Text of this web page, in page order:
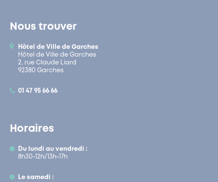
Nous trouver
Hôtel de Ville de Garches
Hôtel de Ville de Garches
2, rue Claude Liard
92380 Garches
01 47 95 66 66
Horaires
Du lundi au vendredi :
8h30-12h/13h-17h
Le samedi :